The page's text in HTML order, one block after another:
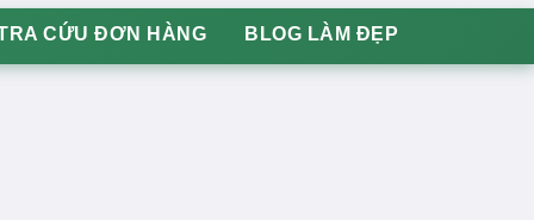
CỨU ĐƠN HÀNG BLOG LÀM ĐẸP